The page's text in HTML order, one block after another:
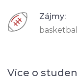
Zájmy:
basketbal
Více o